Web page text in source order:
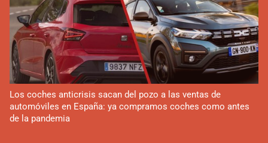
Los coches anticrisis sacan del pozo a las ventas de
automóviles en España: ya compramos coches como antes
de la pandemia